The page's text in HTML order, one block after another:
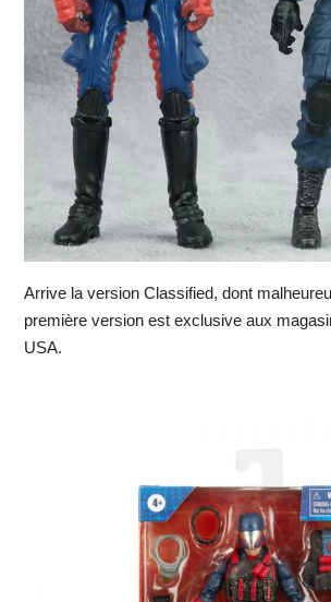
Arrive la version Classified, dont
première version est exclusive aux
USA.